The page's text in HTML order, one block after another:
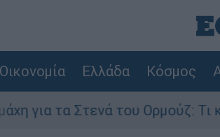
Οικονομία Ελλάδα Κόσμος
του Ορμούζ: Τι κρύβεται πίσω